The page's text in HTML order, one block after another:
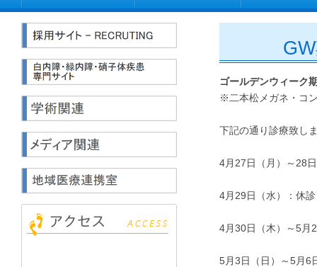
ゴールデンウィーク
※二本松メガネ・コ
下記の通り診療致し
4月27日（月）～28
4月29日（水）：休診
4月30日（木）～5月
5月3日（日）～5月6